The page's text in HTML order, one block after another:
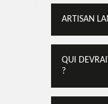
ARTISAN
QUI
?